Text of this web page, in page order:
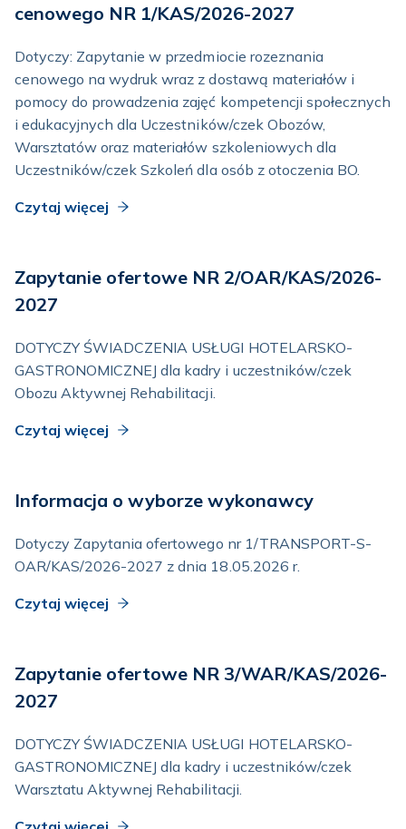
cenowego NR 1/KAS/2026-2027
Dotyczy: Zapytanie w przedmiocie rozeznania
cenowego na wydruk wraz z dostawą materiałów i
pomocy do prowadzenia zajęć kompetencji społecznych
i edukacyjnych dla Uczestników/czek Obozów,
Warsztatów oraz materiałów szkoleniowych dla
Uczestników/czek Szkoleń dla osób z otoczenia BO.
Czytaj więcej
Zapytanie ofertowe NR 2/OAR/KAS/2026-
2027
DOTYCZY ŚWIADCZENIA USŁUGI HOTELARSKO-
GASTRONOMICZNEJ dla kadry i uczestników/czek
Obozu Aktywnej Rehabilitacji.
Czytaj więcej
Informacja o wyborze wykonawcy
Dotyczy Zapytania ofertowego nr 1/TRANSPORT-S-
OAR/KAS/2026-2027 z dnia 18.05.2026 r.
Czytaj więcej
Zapytanie ofertowe NR 3/WAR/KAS/2026-
2027
DOTYCZY ŚWIADCZENIA USŁUGI HOTELARSKO-
GASTRONOMICZNEJ dla kadry i uczestników/czek
Warsztatu Aktywnej Rehabilitacji.